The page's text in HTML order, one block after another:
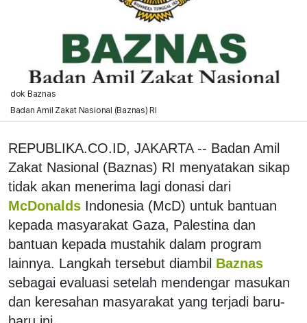
dok Baznas
Badan Amil Zakat Nasional (Baznas) RI
REPUBLIKA.CO.ID, JAKARTA -- Badan Amil
Zakat Nasional (Baznas) RI menyatakan sikap
tidak akan menerima lagi donasi dari
McDonalds Indonesia (McD) untuk bantuan
kepada masyarakat Gaza, Palestina dan
bantuan kepada mustahik dalam program
lainnya. Langkah tersebut diambil Baznas
sebagai evaluasi setelah mendengar masukan
dan keresahan masyarakat yang terjadi baru-